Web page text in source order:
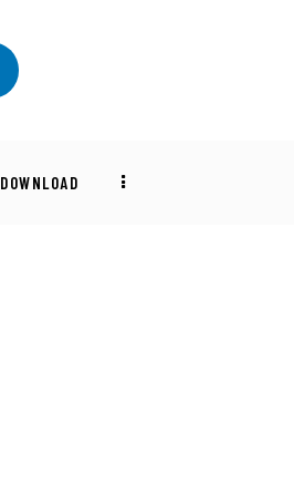
DOWNLOAD